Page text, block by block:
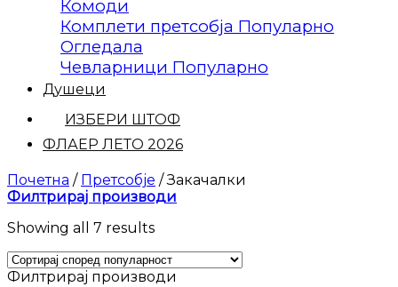
Комоди
Комплети претсобја
Огледала
Чевларници
Душеци
ИЗБЕРИ ШТОФ
ФЛАЕР ЛЕТО 2026
Почетна / Претсобје /Закачалки
Филтрирај производи
Showing all 7 resultsSorted
popularity
Филтрирај производи